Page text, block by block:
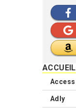
ACCUEIL
Access
Adly